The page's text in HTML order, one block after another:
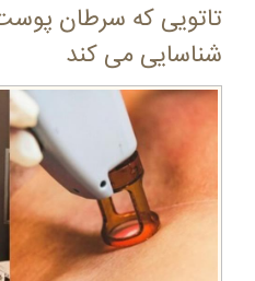
تاتویی که سرطان
شناسایی می کند